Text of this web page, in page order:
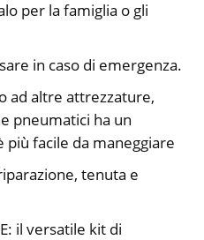
per la famiglia o gli
in caso di emergenza.
ad altre attrezzature,
pneumatici ha un
facile da maneggiare
tenuta e
il versatile kit di